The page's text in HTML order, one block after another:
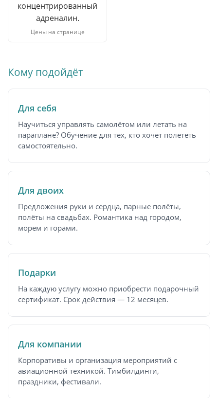
концентрированный
адреналин.
Цены на странице
Кому подойдёт
Для себя
Научиться управлять самолётом или летать на
параплане? Обучение для тех, кто хочет полететь
самостоятельно.
Для двоих
Предложения руки и сердца, парные полёты,
полёты на свадьбах. Романтика над городом,
морем и горами.
Подарки
На каждую услугу можно приобрести подарочный
сертификат. Срок действия — 12 месяцев.
Для компании
Корпоративы и организация мероприятий с
авиационной техникой. Тимбилдинги,
праздники, фестивали.